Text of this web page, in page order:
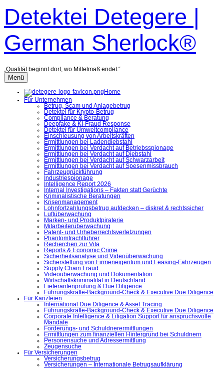
Inhalt
überspringen
Detektei Detegere |
German Sherlock®
„Qualität beginnt dort, wo Mittelmaß endet.“
Menü
Home
Für Unternehmen
Betrug, Scam und Anlagebetrug
Detektei für Krypto-Betrug
Compliance & Beratung
Deepfake & KI-Fraud Response
Detektei für Umweltcompliance
Einschleusung von Arbeitskräften
Ermittlungen bei Ladendiebstahl
Ermittlungen bei Verdacht auf Betriebsspionage
Ermittlungen bei Verdacht auf Diebstahl
Ermittlungen bei Verdacht auf Schwarzarbeit
Ermittlungen bei Verdacht auf Spesenmissbrauch
Fahrzeugrückführung
Industriespionage
Intelligence Report 2026
Internal Investigations – Fakten statt Gerüchte
Kriminalistische Beratungen
Krisenmanagement
Lohnfortzahlungsbetrug aufdecken – diskret & rechtssicher
Luftüberwachung
Marken- und Produktpiraterie
Mitarbeiterüberwachung
Patent- und Urheberrechtsverletzungen
Phantomfrachtführer
Recherchen zur Vita
Reports & Economic Crime
Sicherheitsanalyse und Videoüberwachung
Sicherstellung von Firmeneigentum und Leasing-Fahrzeugen
Supply Chain Fraud
Videoüberwachung und Dokumentation
Wirtschaftskriminalität in Deutschland
Lieferantenprüfung & Due Diligence
Führungskräfte-Background-Check & Executive Due Diligence
Für Kanzleien
International Due Diligence & Asset Tracing
Führungskräfte-Background-Check & Executive Due Diligence
Corporate Intelligence & Litigation Support für anspruchsvolle
Mandate
Forderungs- und Schuldnerermittlungen
Ermittlungen zum finanziellen Hintergrund bei Schuldnern
Personensuche und Adressermittlung
Zeugensuche
Für Versicherungen
Versicherungsbetrug
Versicherungen – Internationale Betrugsaufklärung